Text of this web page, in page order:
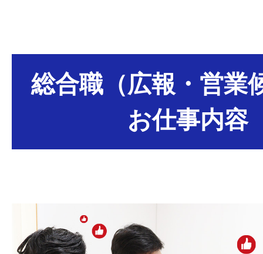
総合職（広報・営業
お仕事内容